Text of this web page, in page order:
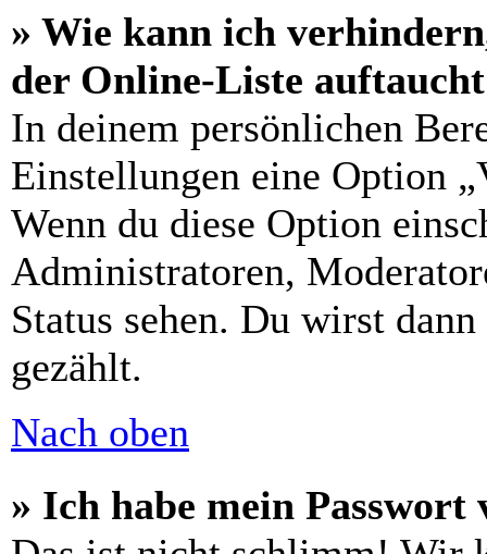
» Wie kann ich
der Online-Liste
In deinem persönlichen
Einstellungen eine Option
Wenn du diese Option
Administratoren,
Status sehen. Du wirst
gezählt.
Nach oben
» Ich habe mein Passwort